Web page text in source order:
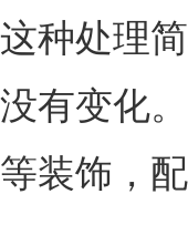
这种处理
没有变化
等装饰，